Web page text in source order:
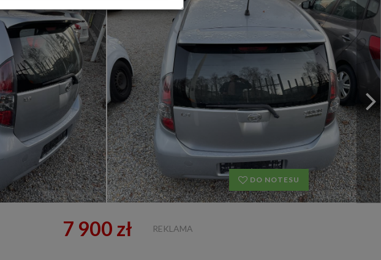
DOŁADUJ KONTO
KOSZYK
DO NOTESU
7 900 zł REKLAMA